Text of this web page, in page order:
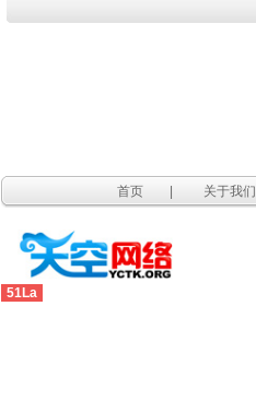
首页 关于我们
51La